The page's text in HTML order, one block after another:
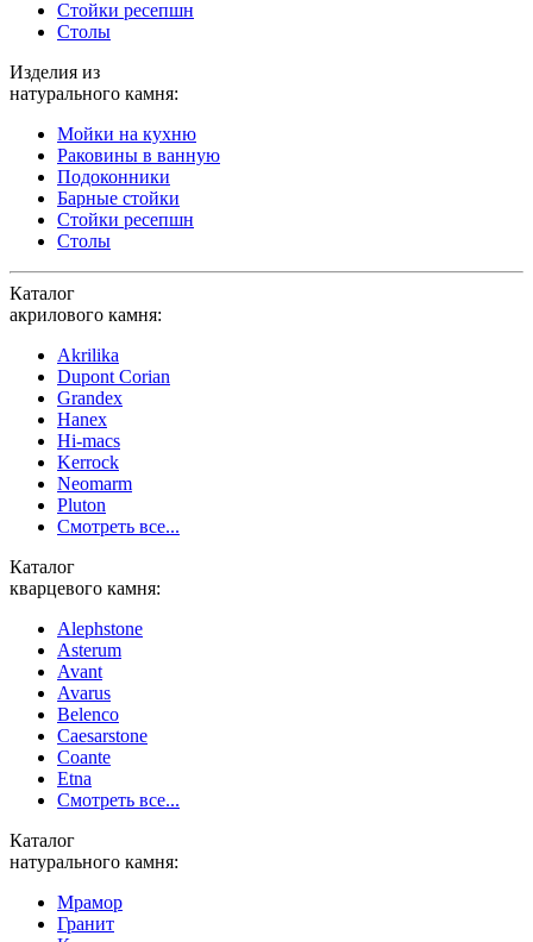
Стойки ресепшн
Столы
Изделия из
натурального камня:
Мойки на кухню
Раковины в ванную
Подоконники
Барные стойки
Стойки ресепшн
Столы
Каталог
акрилового камня:
Akrilika
Dupont Corian
Grandex
Hanex
Hi-macs
Kerrock
Neomarm
Pluton
Смотреть все...
Каталог
кварцевого камня:
Alephstone
Asterum
Avant
Avarus
Belenco
Caesarstone
Coante
Etna
Смотреть все...
Каталог
натурального камня:
Мрамор
Гранит